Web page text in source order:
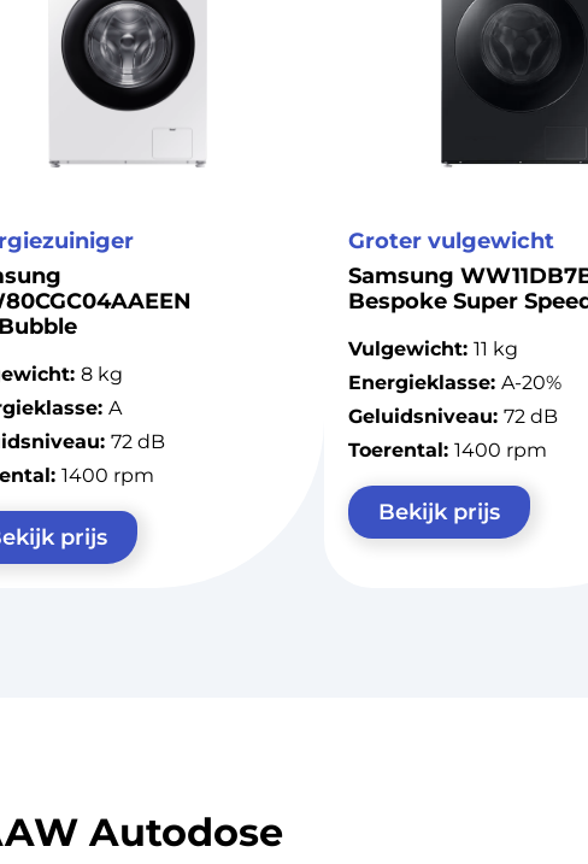
8 kg
A
72 dB
1400 rpm
prijs
Groter vulgewicht
Samsung
Bespoke Super
Vulgewicht: 11 kg
Energieklasse: A-20%
Geluidsniveau: 72 dB
Toerental: 1400 rpm
Bekijk prijs
Autodose